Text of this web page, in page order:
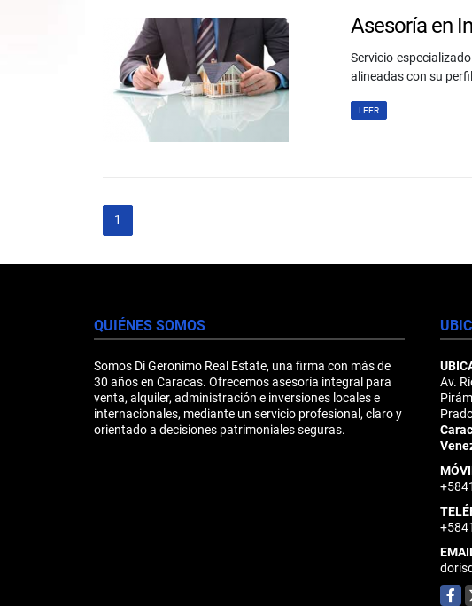
Asesoría en
Servicio
alineadas con su
LEER
1
QUIÉNES SOMOS
Somos Di Geronimo Real Estate, una firma con más de
30 años en Caracas. Ofrecemos asesoría integral para
venta, alquiler, administración e inversiones locales e
internacionales, mediante un servicio profesional, claro y
orientado a decisiones patrimoniales seguras.
Av.
X